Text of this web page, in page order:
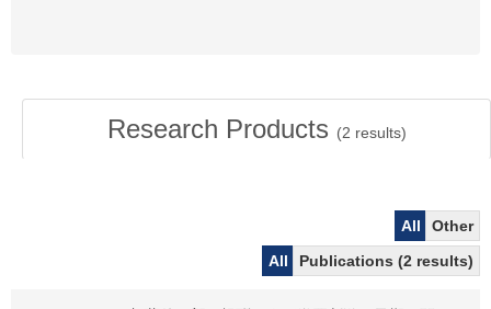
Research Products (2 results)
All
Other
All
Publications (2 results)